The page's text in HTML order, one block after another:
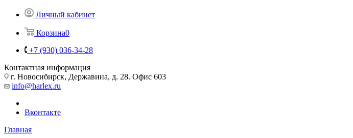
Личный кабинет
Корзина0
+7 (930) 036-34-28
Контактная информация
г. Новосибирск, Державина, д. 28. Офис 603
info@harlex.ru
Вконтакте
Главная